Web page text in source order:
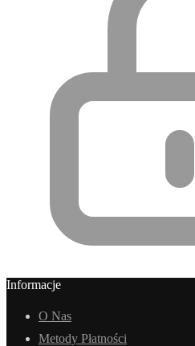
Informacje
O Nas
Metody Płatności